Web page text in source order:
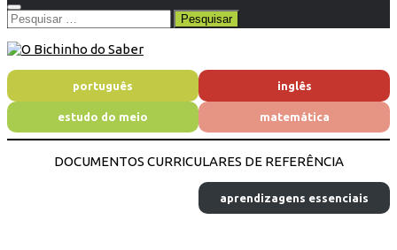
Pesquisar
por:
português inglês
estudo do meio matemática
DOCUMENTOS CURRICULARES DE REFERÊNCIA
aprendizagens essenciais